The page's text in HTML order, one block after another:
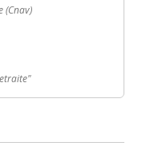
(Cnav)